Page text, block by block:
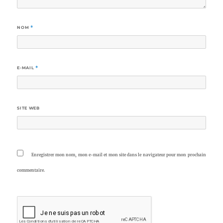
NOM *
E-MAIL *
SITE WEB
Enregistrer mon nom, mon e-mail et mon site dans le navigateur pour mon prochain
commentaire.